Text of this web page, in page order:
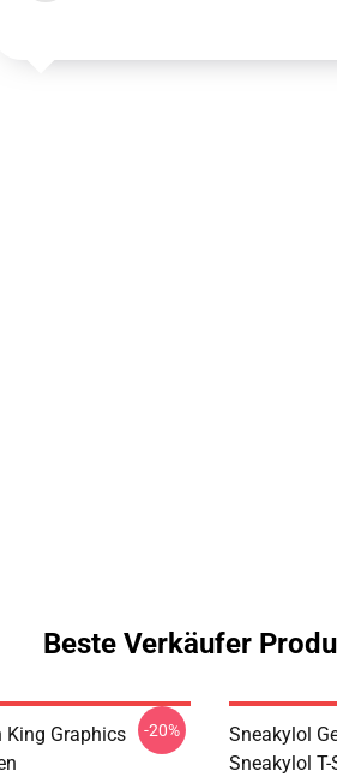
Beste Verkäufer
King Graphics
-20%
Sneakylol
Sneakylol